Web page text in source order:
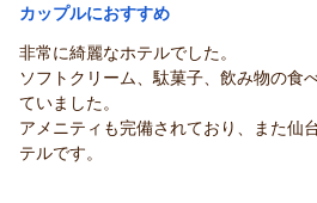
よいホテルであり続けられるよう、ス
またお近くへお越しの際は、ぜひご利
またのお越しを心よりお待ち申し上
フロント 岡崎
支配人
この度はリッチモンドホテル仙台に連
にありがとうございます。
また、大変温かいお言葉をお寄せいた
げます。
ご滞在中、快適にお過ごしいただけ
カップルにおすすめ
非常に綺麗なホテルでした。
ソフトクリーム、駄菓子、飲み物の食
ていました。
アメニティも完備されており、また仙
テルです。